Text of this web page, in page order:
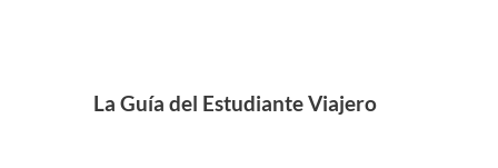
La Guía del Estudiante Viajero